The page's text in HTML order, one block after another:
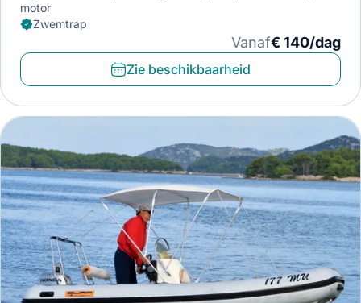
motor
Zwemtrap
Vanaf€ 140/dag
Zie beschikbaarheid